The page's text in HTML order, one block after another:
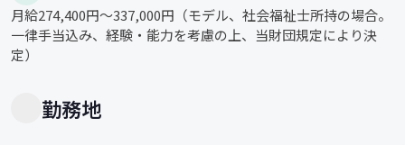
月給274,400円～337,000円（モデル、社会福祉士所持の場合。
一律手当込み、経験・能力を考慮の上、当財団規定により決
定）
勤務地